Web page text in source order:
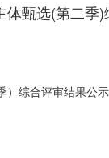
体甄选(第二季
综合评审结果公
、公开的原则，评